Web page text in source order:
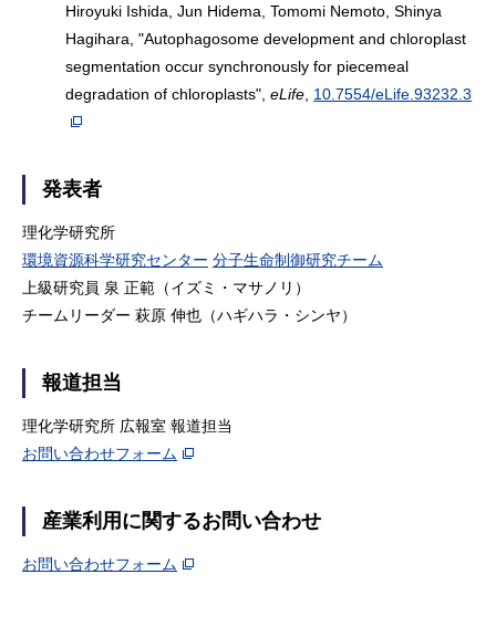
Hiroyuki Ishida, Jun Hidema, Tomomi Nemoto, Shinya
Hagihara, "Autophagosome development and chloroplast
segmentation occur synchronously for piecemeal
degradation of chloroplasts",eLife 10.7554/eLife.93232.3
発表者
理化学研究所
環境資源科学研究センター 分子生命制御研究チーム
上級研究員 泉 正範（イズミ・マサノリ）
チームリーダー 萩原 伸也（ハギハラ・シンヤ）
報道担当
理化学研究所 広報室 報道担当
お問い合わせフォーム
産業利用に関するお問い合わせ
お問い合わせフォーム